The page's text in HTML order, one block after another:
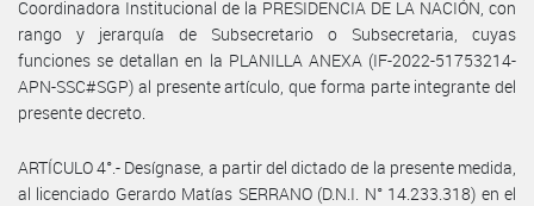
Coordinadora Institucional de la PRESIDENCIA DE LA NACIÓN, con
rango y jerarquía de Subsecretario o Subsecretaria, cuyas
funciones se detallan en la PLANILLA ANEXA (IF-2022-51753214-
APN-SSC#SGP) al presente artículo, que forma parte integrante del
presente decreto.
ARTÍCULO 4°.- Desígnase, a partir del dictado de la presente medida,
al licenciado Gerardo Matías SERRANO (D.N.I. N° 14.233.318) en el